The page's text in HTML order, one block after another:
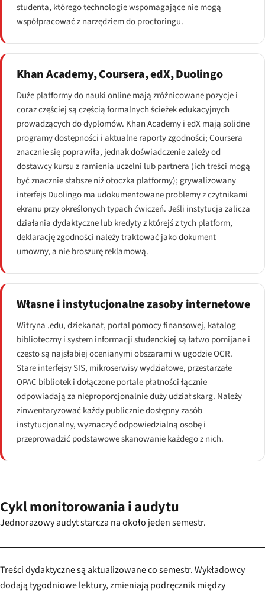
studenta, którego technologie wspomagające nie mogą
współpracować z narzędziem do proctoringu.
Khan Academy, Coursera, edX, Duolingo
Duże platformy do nauki online mają zróżnicowane pozycje i
coraz częściej są częścią formalnych ścieżek edukacyjnych
prowadzących do dyplomów. Khan Academy i edX mają solidne
programy dostępności i aktualne raporty zgodności; Coursera
znacznie się poprawiła, jednak doświadczenie zależy od
dostawcy kursu z ramienia uczelni lub partnera (ich treści mogą
być znacznie słabsze niż otoczka platformy); grywalizowany
interfejs Duolingo ma udokumentowane problemy z czytnikami
ekranu przy określonych typach ćwiczeń. Jeśli instytucja zalicza
działania dydaktyczne lub kredyty z którejś z tych platform,
deklarację zgodności należy traktować jako dokument
umowny, a nie broszurę reklamową.
Własne i instytucjonalne zasoby internetowe
Witryna .edu, dziekanat, portal pomocy finansowej, katalog
biblioteczny i system informacji studenckiej są łatwo pomijane i
często są najsłabiej ocenianymi obszarami w ugodzie OCR.
Stare interfejsy SIS, mikroserwisy wydziałowe, przestarzałe
OPAC bibliotek i dołączone portale płatności łącznie
odpowiadają za nieproporcjonalnie duży udział skarg. Należy
zinwentaryzować każdy publicznie dostępny zasób
instytucjonalny, wyznaczyć odpowiedzialną osobę i
przeprowadzić podstawowe skanowanie każdego z nich.
Cykl monitorowania i audytu
Jednorazowy audyt starcza na około jeden semestr.
Treści dydaktyczne są aktualizowane co semestr. Wykładowcy
dodają tygodniowe lektury, zmieniają podręcznik między